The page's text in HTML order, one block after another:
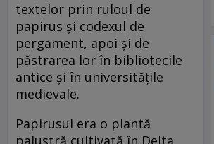
textelor prin ruloul de
papirus şi codexul de
pergament, apoi şi de
păstrarea lor în bibliotecile
antice şi în universităţile
medievale.
Papirusul era o plantă